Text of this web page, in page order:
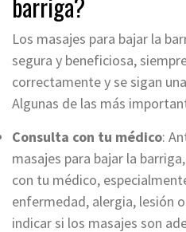
Los masajes para bajar la
segura y beneficiosa,
correctamente y se sigan
Algunas de las más
Consulta con tu médico:
masajes para bajar la
con tu médico,
enfermedad, alergia, lesión
indicar si los masajes son